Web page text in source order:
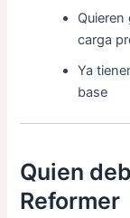
carga
Ya
base
Quien
Reformer